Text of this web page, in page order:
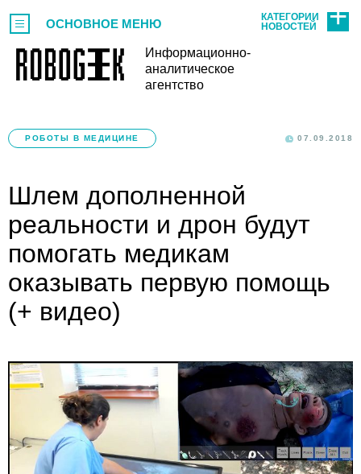
Информационно-
аналитическое
агентство
ОСНОВНОЕ МЕНЮ
КАТЕГОРИИ
НОВОСТЕЙ
РОБОТЫ В МЕДИЦИНЕ 07.09.2018
Шлем дополненной
реальности и дрон будут
помогать медикам
оказывать первую помощь
(+ видео)